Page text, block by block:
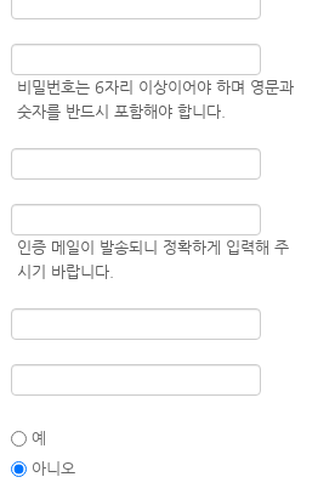
비밀번호는 6자리 이상이어야 하며 영문과
숫자를 반드시 포함해야 합니다.
인증 메일이 발송되니 정확하게 입력해 주
시기 바랍니다.
예
아니오